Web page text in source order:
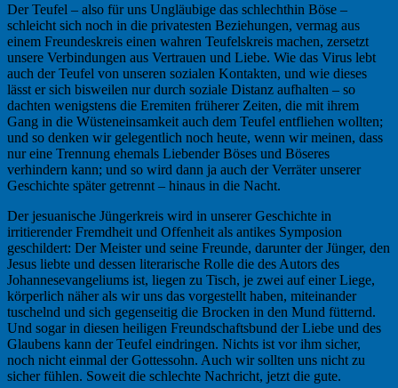
Der Teufel – also für uns Ungläubige das schlechthin Böse –
schleicht sich noch in die privatesten Beziehungen, vermag aus
einem Freundeskreis einen wahren Teufelskreis machen, zersetzt
unsere Verbindungen aus Vertrauen und Liebe. Wie das Virus lebt
auch der Teufel von unseren sozialen Kontakten, und wie dieses
lässt er sich bisweilen nur durch soziale Distanz aufhalten – so
dachten wenigstens die Eremiten früherer Zeiten, die mit ihrem
Gang in die Wüsteneinsamkeit auch dem Teufel entfliehen wollten;
und so denken wir gelegentlich noch heute, wenn wir meinen, dass
nur eine Trennung ehemals Liebender Böses und Böseres
verhindern kann; und so wird dann ja auch der Verräter unserer
Geschichte später getrennt – hinaus in die Nacht.
Der jesuanische Jüngerkreis wird in unserer Geschichte in
irritierender Fremdheit und Offenheit als antikes Symposion
geschildert: Der Meister und seine Freunde, darunter der Jünger, den
Jesus liebte und dessen literarische Rolle die des Autors des
Johannesevangeliums ist, liegen zu Tisch, je zwei auf einer Liege,
körperlich näher als wir uns das vorgestellt haben, miteinander
tuschelnd und sich gegenseitig die Brocken in den Mund fütternd.
Und sogar in diesen heiligen Freundschaftsbund der Liebe und des
Glaubens kann der Teufel eindringen. Nichts ist vor ihm sicher,
noch nicht einmal der Gottessohn. Auch wir sollten uns nicht zu
sicher fühlen. Soweit die schlechte Nachricht, jetzt die gute.